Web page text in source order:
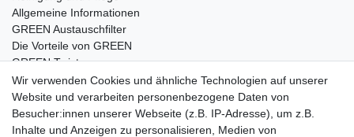
Allgemeine Informationen
GREEN Austauschfilter
Die Vorteile von GREEN
GREEN Twister
Impressum Daten­schutz­erklärung AGB
Wir verwenden Cookies und ähnliche Technologien auf unserer
Website und verarbeiten personenbezogene Daten von
Besucher:innen unserer Webseite (z.B. IP-Adresse), um z.B.
Inhalte und Anzeigen zu personalisieren, Medien von